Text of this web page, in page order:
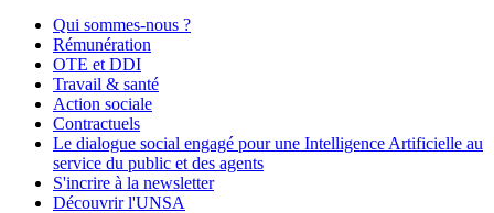
Qui sommes-nous ?
Rémunération
OTE et DDI
Travail & santé
Action sociale
Contractuels
Le dialogue social engagé pour une Intelligence Artificielle au
service du public et des agents
S'incrire à la newsletter
Découvrir l'UNSA